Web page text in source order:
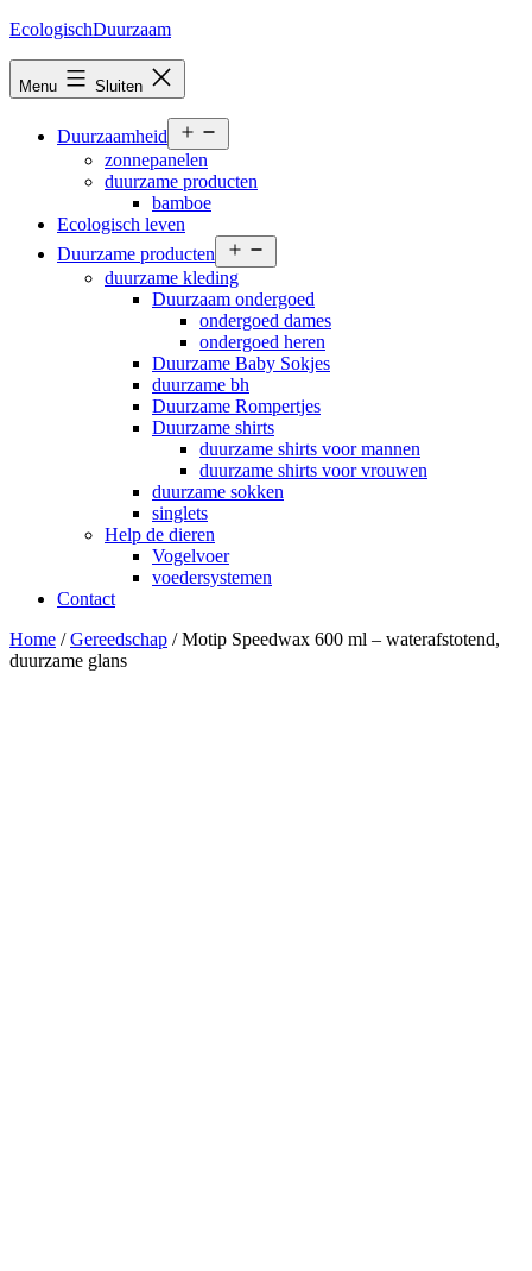
Ga
inhoud
EcologischDuurzaam
Menu Sluiten
Duurzaamheid
menu
zonnepanelen
duurzame producten
bamboe
Ecologisch leven
Duurzame producten
menu
duurzame kleding
Duurzaam ondergoed
ondergoed dames
ondergoed heren
Duurzame Baby Sokjes
duurzame bh
Duurzame Rompertjes
Duurzame shirts
duurzame shirts voor mannen
duurzame shirts voor vrouwen
duurzame sokken
singlets
Help de dieren
Vogelvoer
voedersystemen
Contact
Home /Gereedschap / Motip Speedwax 600 ml – waterafstotend,
duurzame glans